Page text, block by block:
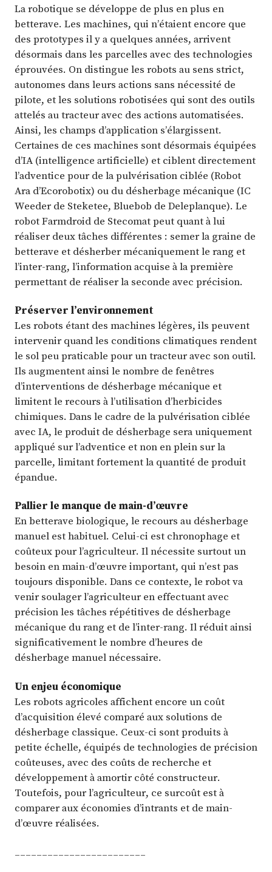
La robotique se développe de plus en plus en
betterave. Les machines, qui n’étaient encore que
des prototypes il y a quelques années, arrivent
désormais dans les parcelles avec des technologies
éprouvées. On distingue les robots au sens strict,
autonomes dans leurs actions sans nécessité de
pilote, et les solutions robotisées qui sont des outils
attelés au tracteur avec des actions automatisées.
Ainsi, les champs d’application s’élargissent.
Certaines de ces machines sont désormais équipées
d’IA (intelligence artificielle) et ciblent directement
l’adventice pour de la pulvérisation ciblée (Robot
Ara d’Ecorobotix) ou du désherbage mécanique (IC
Weeder de Steketee, Bluebob de Deleplanque). Le
robot Farmdroid de Stecomat peut quant à lui
réaliser deux tâches différentes : semer la graine de
betterave et désherber mécaniquement le rang et
l’inter-rang, l’information acquise à la première
permettant de réaliser la seconde avec précision.
Préserver l’environnement
Les robots étant des machines légères, ils peuvent
intervenir quand les conditions climatiques rendent
le sol peu praticable pour un tracteur avec son outil.
Ils augmentent ainsi le nombre de fenêtres
d’interventions de désherbage mécanique et
limitent le recours à l’utilisation d’herbicides
chimiques. Dans le cadre de la pulvérisation ciblée
avec IA, le produit de désherbage sera uniquement
appliqué sur l’adventice et non en plein sur la
parcelle, limitant fortement la quantité de produit
épandue.
Pallier le manque de main-d’œuvre
En betterave biologique, le recours au désherbage
manuel est habituel. Celui-ci est chronophage et
coûteux pour l’agriculteur. Il nécessite surtout un
besoin en main-d’œuvre important, qui n’est pas
toujours disponible. Dans ce contexte, le robot va
venir soulager l’agriculteur en effectuant avec
précision les tâches répétitives de désherbage
mécanique du rang et de l’inter-rang. Il réduit ainsi
significativement le nombre d’heures de
désherbage manuel nécessaire.
Un enjeu économique
Les robots agricoles affichent encore un coût
d’acquisition élevé comparé aux solutions de
désherbage classique. Ceux-ci sont produits à
petite échelle, équipés de technologies de précision
coûteuses, avec des coûts de recherche et
développement à amortir côté constructeur.
Toutefois, pour l’agriculteur, ce surcoût est à
comparer aux économies d’intrants et de main-
d’œuvre réalisées.
________________________